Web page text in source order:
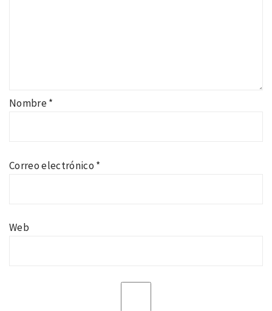
Nombre*
Correo electrónico *
Web